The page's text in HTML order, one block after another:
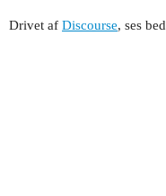
Drivet af Discourse, ses